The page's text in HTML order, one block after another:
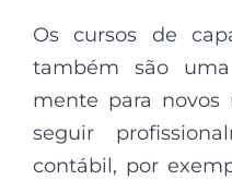
Os cursos de
também são
mente para novos
seguir
contábil, por